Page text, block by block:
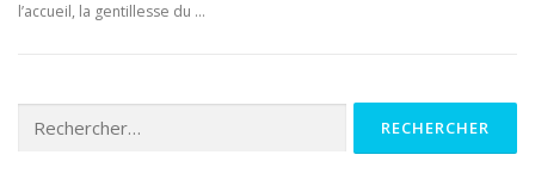
l’accueil, la gentillesse du …